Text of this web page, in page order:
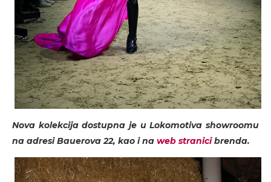
Nova kolekcija dostupna je u Lokomotiva showroomu
na adresi Bauerova 22, kao i na web stranicibrenda.